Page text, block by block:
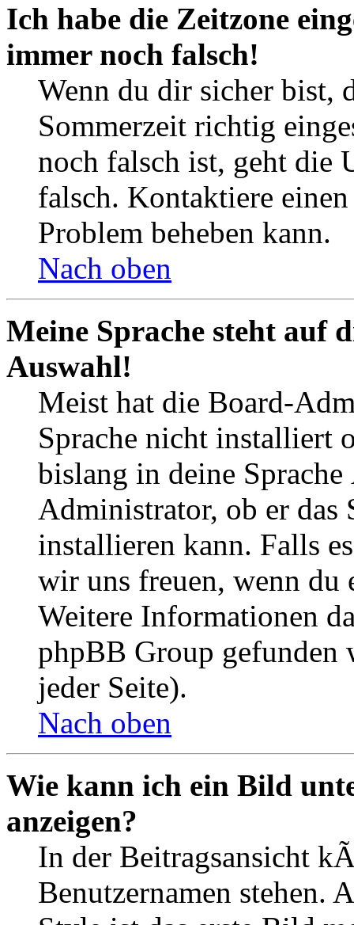
Ich habe die Zeitzone
immer noch falsch!
Wenn du dir sicher bist,
Sommerzeit richtig
noch falsch ist, geht die
falsch. Kontaktiere
Problem beheben kann.
Nach oben
Meine Sprache steht auf
Auswahl!
Meist hat die Board-
Sprache nicht installiert
bislang in deine
Administrator, ob er das
installieren kann. Falls
wir uns freuen, wenn
Weitere Informationen
phpBB Group gefunden
jeder Seite).
Nach oben
Wie kann ich ein Bild
anzeigen?
In der Beitragsansicht
Benutzernamen stehen.